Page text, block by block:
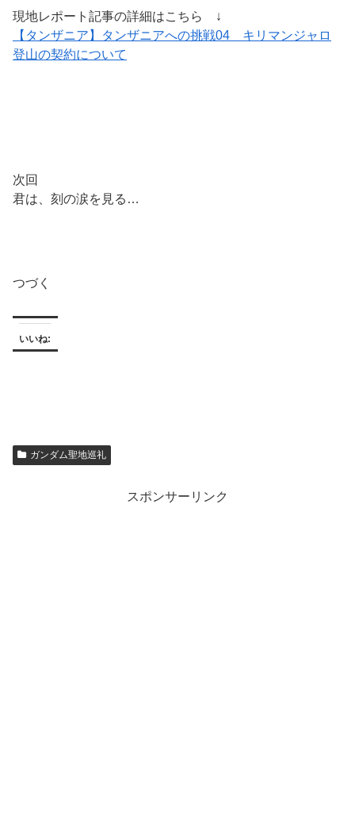
現地レポート記事の詳細はこちら ↓
【タンザニア】タンザニアへの挑戦04 キリマンジャロ
登山の契約について
次回
君は、刻の涙を見る…
つづく
いいね:
ガンダム聖地巡礼
スポンサーリンク